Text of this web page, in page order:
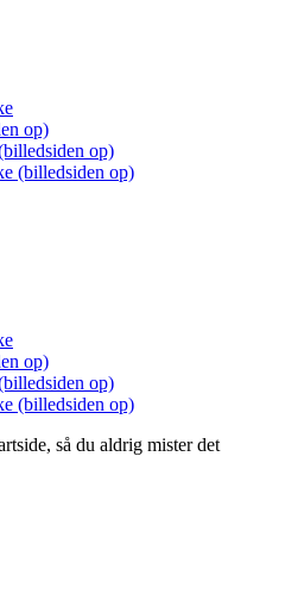
op)
op)
(billedsiden op)
op)
op)
(billedsiden op)
så du aldrig mister det